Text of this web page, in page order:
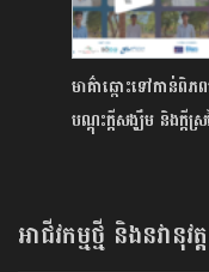
មាគ៌ាឆ្ពោះទៅកាន់ពិភ
បណ្តុះក្តីសង្ឃឹម និងក្តី
អាជីវកម្មថ្មី និងនវានុវត្ត